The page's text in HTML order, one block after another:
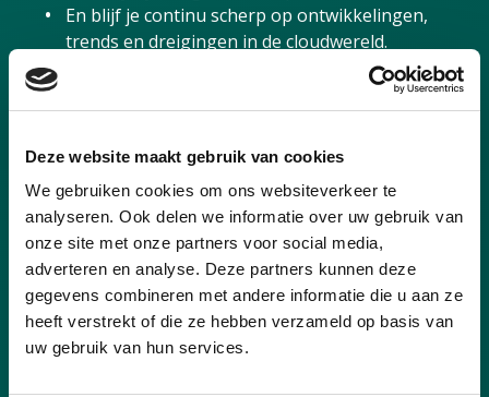
Deze website maakt gebruik van cookies
We gebruiken cookies om ons websiteverkeer te
analyseren. Ook delen we informatie over uw gebruik van
onze site met onze partners voor social media,
adverteren en analyse. Deze partners kunnen deze
gegevens combineren met andere informatie die u aan ze
heeft verstrekt of die ze hebben verzameld op basis van
uw gebruik van hun services.
En blijf je continu scherp op ontwikkelingen,
trends en dreigingen in de cloudwereld.
Ons ‘security-harde’ aanbod
Een salaris dat staat als een versleutelde
poort: € 4.000 tot € 6.500 bruto per maand
Een goed leasebudget (ook voor elektrisch
rijden) of een mobiliteitsvergoeding
Een snelle laptop en smartphone,
onkostenvergoeding en pensioenregeling
Projecten bij interessante opdrachtgevers,
met concrete impact op hun security maturity